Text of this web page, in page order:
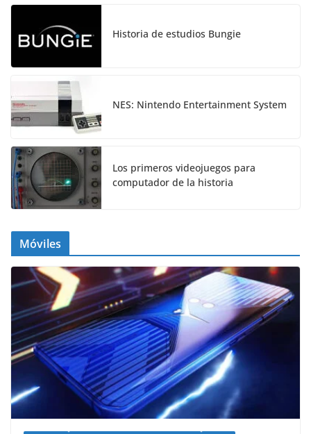
Historia de estudios Bungie
NES: Nintendo Entertainment System
Los primeros videojuegos para
computador de la historia
Móviles